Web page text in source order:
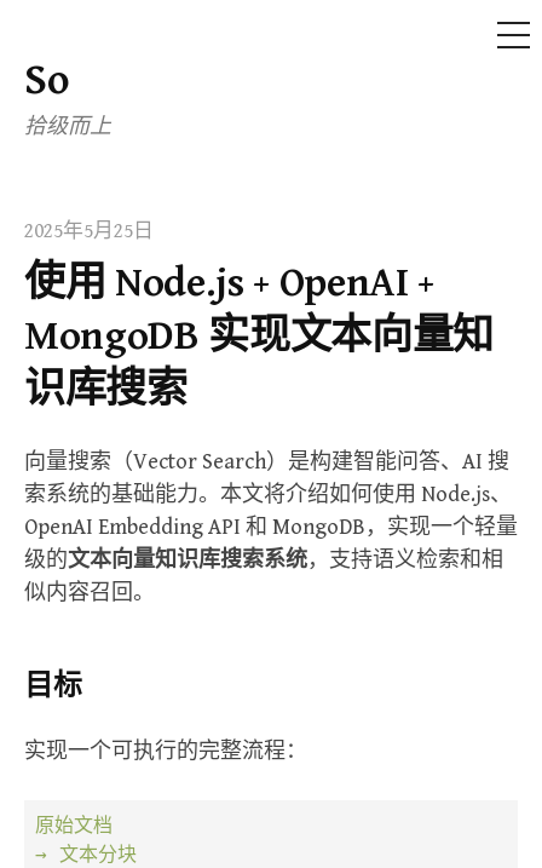
Skip
to
content
So
拾级而上
2025年5月25日
使用 Node.js + OpenAI +
MongoDB 实现文本向量知
识库搜索
向量搜索（Vector Search）是构建智能问答、AI 搜
索系统的基础能力。本文将介绍如何使用 Node.js、
OpenAI Embedding API 和 MongoDB，实现一个轻量
级的文本向量知识库搜索系统，支持语义检索和相
似内容召回。
目标
实现一个可执行的完整流程：
原始文档
→ 文本分块